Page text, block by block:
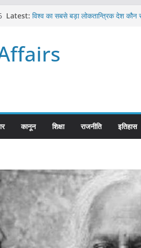
Latest: विश्व का सबसे बड़ा लोकतान्त्रिक देश कौन
आखिर क्यों हमेशा पीले बोर्ड पर ही लिखे
विश्व में कितने प्रकार के शासन होते है?
कानून शिक्षा राजनीति इतिहास